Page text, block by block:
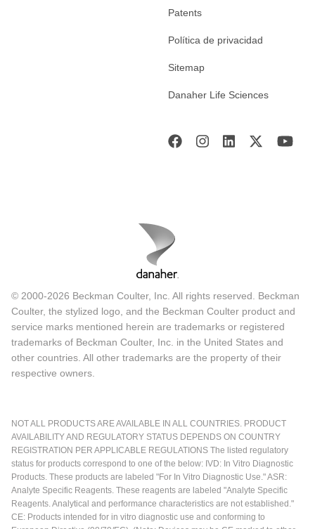
Patents
Política de privacidad
Sitemap
Danaher Life Sciences
© 2000-2026 Beckman Coulter, Inc. All rights reserved. Beckman
Coulter, the stylized logo, and the Beckman Coulter product and
service marks mentioned herein are trademarks or registered
trademarks of Beckman Coulter, Inc. in the United States and
other countries. All other trademarks are the property of their
respective owners.
NOT ALL PRODUCTS ARE AVAILABLE IN ALL COUNTRIES. PRODUCT
AVAILABILITY AND REGULATORY STATUS DEPENDS ON COUNTRY
REGISTRATION PER APPLICABLE REGULATIONS The listed regulatory
status for products correspond to one of the below: IVD: In Vitro Diagnostic
Products. These products are labeled "For In Vitro Diagnostic Use." ASR:
Analyte Specific Reagents. These reagents are labeled "Analyte Specific
Reagents. Analytical and performance characteristics are not established."
CE: Products intended for in vitro diagnostic use and conforming to